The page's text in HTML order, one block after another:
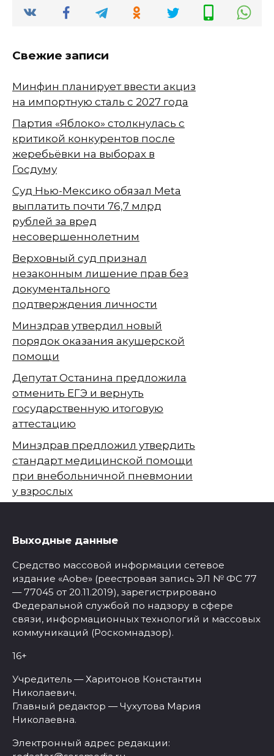
Свежие записи
Минфин планирует ввести акциз
на импортную сталь с 2027 года
Партия «Яблоко» столкнулась с
критикой конкурентов после
жеребьёвки на выборах в
Госдуму
Суд Нью-Мексико обязал Meta
выплатить почти 76,7 млрд
рублей за вред
несовершеннолетним
Верховный суд признал
незаконным лишение прав без
документального
подтверждения личности
Минздрав утвердил новый
порядок оказания акушерской
помощи
Депутат Останина предложила
отменить ЕГЭ и вернуть
государственную итоговую
аттестацию
Минздрав предложил утвердить
стандарт медицинской помощи
при внебольничной пневмонии
у взрослых
Выходные данные
Средство массовой информации сетевое
издание «Aobe» (реестровая запись ЭЛ № ФС 77
— 77045 от 20.11.2019), зарегистрировано
Федеральной службой по надзору в сфере
связи, информационных технологий и массовых
коммуникаций (Роскомнадзор).
16+
Учредитель — Харитонов Константин
Николаевич.
Главный редактор — Чухутова Мария
Николаевна.
Электронный адрес редакции: